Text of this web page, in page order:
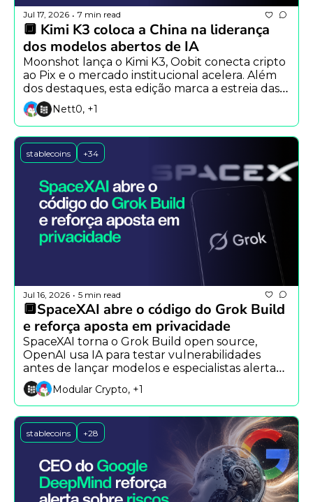
Jul 17, 2026 • 7 min read
🔲 Kimi K3 coloca a China na liderança
dos modelos abertos de IA
Moonshot lança o Kimi K3, Oobit conecta cripto
ao Pix e o mercado institucional acelera. Além
dos destaques, esta edição marca a estreia das
seções Caixa de Ferramentas e Carreiras &
Oportunidades.
Nett0, +1
stablecoins +34
Jul 16, 2026 • 5 min read
🔲SpaceXAI abre o código do Grok Build
e reforça aposta em privacidade
SpaceXAI torna o Grok Build open source,
OpenAI usa IA para testar vulnerabilidades
antes de lançar modelos e especialistas alertam
para impactos econômicos da IA.
Modular Crypto, +1
stablecoins +28